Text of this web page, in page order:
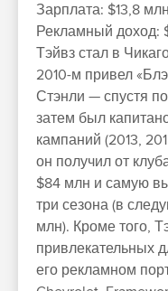
Зарплата: $13,8 млн
Рекламный доход:
Тэйвз стал в
2010-м привел
Стэнли — спустя
затем был
кампаний (2013,
он получил от
$84 млн и самую
три сезона (в
млн). Кроме того,
привлекательных
его рекламном